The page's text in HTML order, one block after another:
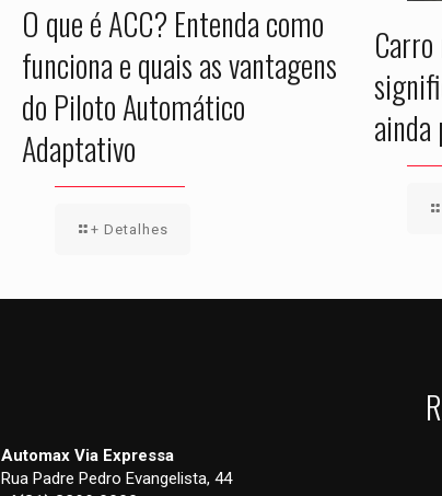
O que é ACC? Entenda como
funciona e quais as vantagens
do Piloto Automático
Adaptativo
+ Detalhes
ainda
Automax Via Expressa
Rua Padre Pedro Evangelista, 44